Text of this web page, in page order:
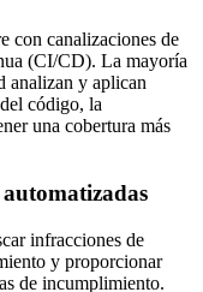
con canalizaciones de
(CI/CD). La mayoría
analizan y aplican
código, la
una cobertura más
infracciones de
y proporcionar
de incumplimiento.